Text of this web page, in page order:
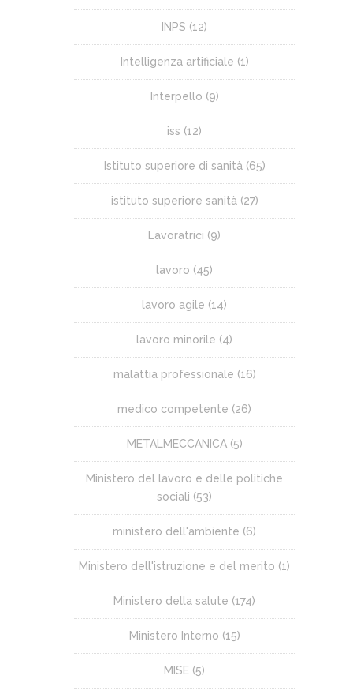
INPS (12)
Intelligenza artificiale (1)
Interpello (9)
iss (12)
Istituto superiore di sanità(65)
istituto superiore sanità(27)
Lavoratrici (9)
lavoro (45)
lavoro agile (14)
lavoro minorile (4)
malattia professionale (16)
medico competente (26)
METALMECCANICA(5)
Ministero del lavoro e delle politiche
sociali (53)
ministero dell'ambiente (6)
Ministero dell'istruzione e del merito (1)
Ministero della salute (174)
Ministero Interno (15)
MISE (5)